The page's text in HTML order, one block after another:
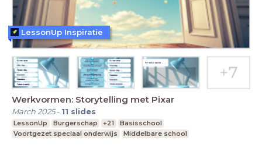
Werkvormen: Storytelling met Pixar
March 2025- 11 slides
LessonUp Burgerschap +21
Basisschool
Voortgezet speciaal onderwijs
Middelbare school
LessonUp Inspiratie